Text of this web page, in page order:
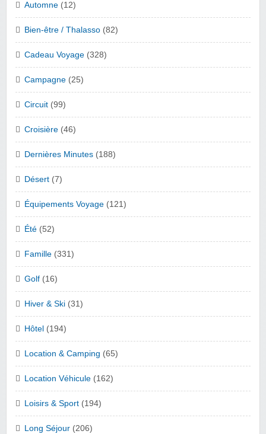
Automne (12)
Bien-être / Thalasso (82)
Cadeau Voyage (328)
Campagne (25)
Circuit (99)
Croisière (46)
Dernières Minutes (188)
Désert (7)
Équipements Voyage (121)
Été (52)
Famille (331)
Golf (16)
Hiver & Ski (31)
Hôtel (194)
Location & Camping (65)
Location Véhicule (162)
Loisirs & Sport (194)
Long Séjour (206)